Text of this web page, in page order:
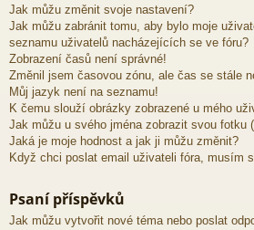
Jak můžu změnit svoje nastavení?
Jak můžu zabránit tomu, aby bylo moje
seznamu uživatelů nacházejících se ve fóru?
Zobrazení časů není správné!
Změnil jsem časovou zónu, ale čas se stále
Můj jazyk není na seznamu!
K čemu slouží obrázky zobrazené u mého
Jak můžu u svého jména zobrazit svou fotku
Jaká je moje hodnost a jak ji můžu změnit?
Když chci poslat email uživateli fóra, musím
Psaní příspěvků
Jak můžu vytvořit nové téma nebo poslat